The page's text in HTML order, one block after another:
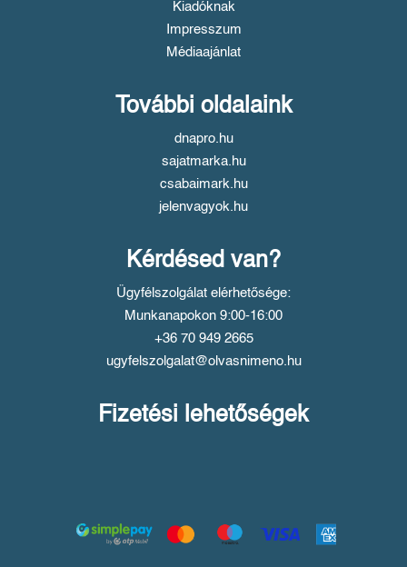
Kiadóknak
Impresszum
Médiaajánlat
További oldalaink
dnapro.hu
sajatmarka.hu
csabaimark.hu
jelenvagyok.hu
Kérdésed van?
Ügyfélszolgálat elérhetősége:
Munkanapokon 9:00-16:00
+36 70 949 2665
ugyfelszolgalat@olvasnimeno.hu
Fizetési lehetőségek